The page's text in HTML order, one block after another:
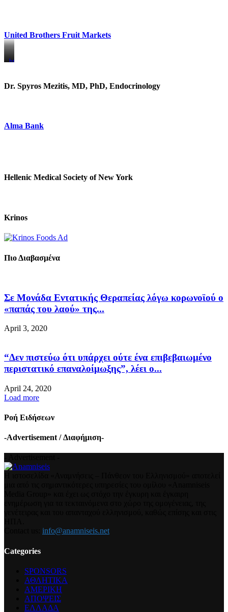
United Brothers Fruit Markets
https://www.unitedbrothersfruitmarkets.com/
https://www.unitedbrothersfruitmarkets.com/
Dr. Spyros Mezitis, MD, PhD, Endocrinology
Alma Bank
Hellenic Medical Society of New York
Krinos
Πιο Διαβασμένα
Σε Μονάδα Εντατικής Θεραπείας λόγω κορωνοϊού ο
«παπάς του λαού» της...
April 3, 2020
“Δεν πιστεύω ότι υπάρχει ούτε ένα επιβεβαιωμένο
περιστατικό επαναλοίμωξης”, λέει ο...
April 24, 2020
Load more
Ροή Ειδήσεων
-Advertisement / Διαφήμιση-
info@anamniseis.net
Categories
SPONSORS
ΑΘΛΗΤΙΚΑ
ΑΜΕΡΙΚΗ
ΑΠΟΨΕΙΣ
ΕΛΛΑΔΑ